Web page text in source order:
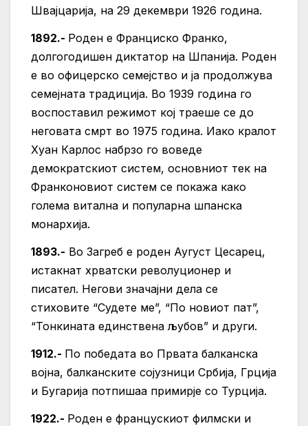
Швајцарија, на 29 декември 1926 година.
1892.- Роден е Франциско Франко,
долгогодишен диктатор на Шпанија. Роден
е во офицерско семејство и ја продолжува
семејната традиција. Во 1939 година го
воспоставил режимот кој траеше се до
неговата смрт во 1975 година. Иако кралот
Хуан Карлос набрзо го воведе
демократскиот систем, основниот тек на
Франконовиот систем се покажа како
голема витална и популарна шпанска
монархија.
1893.- Во Загреб е роден Аугуст Цесарец,
истакнат хрватски револуционер и
писател. Негови значајни дела се
стиховите “Судете ме”, “По новиот пат”,
“Тонкината единствена љубов” и други.
1912.- По победата во Првата балканска
војна, балканските сојузници Србија, Грција
и Бугарија потпишаа примирје со Турција.
1922.- Роден е францускиот филмски и